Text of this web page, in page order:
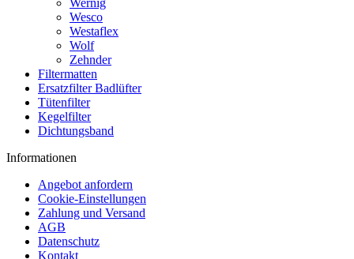
Wernig
Wesco
Westaflex
Wolf
Zehnder
Filtermatten
Ersatzfilter Badlüfter
Tütenfilter
Kegelfilter
Dichtungsband
Informationen
Angebot anfordern
Cookie-Einstellungen
Zahlung und Versand
AGB
Datenschutz
Kontakt